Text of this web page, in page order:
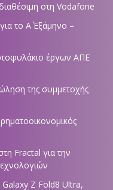
στη Vodafone
το Α΄ Εξάμηνο –
έργων ΑΠΕ
της συμμετοχής
Fractal για την
Z Fold8 Ultra,